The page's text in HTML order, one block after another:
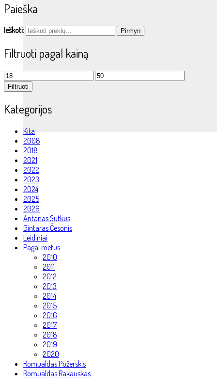
Paieška
Ieškoti: Pirmyn
Filtruoti pagal kainą
Filtruoti
Kategorijos
Kita
2008
2018
2021
2022
2023
2024
2025
2026
Antanas Sutkus
Gintaras Česonis
Leidiniai
Pagal metus
2010
2011
2012
2013
2014
2015
2016
2017
2018
2019
2020
Romualdas Požerskis
Romualdas Rakauskas